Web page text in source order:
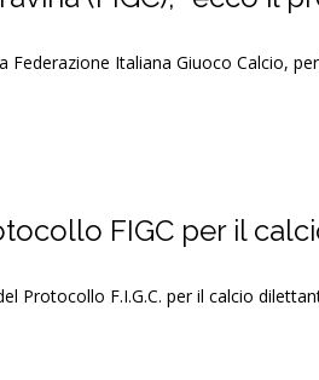
Federazione Italiana Giuoco Calcio,
FIGC per il
Protocollo F.I.G.C. per il calcio